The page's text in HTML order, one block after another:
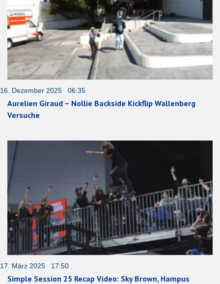
16. Dezember 2025 06:35
Aurelien Giraud – Nollie Backside Kickflip Wallenberg
Versuche
17. März 2025 17:50
Simple Session 25 Recap Video: Sky Brown, Hampus